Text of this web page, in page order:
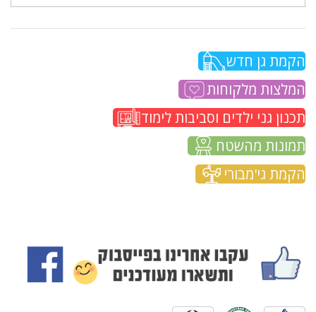
הקמת גן חדש
המלצות מלקוחות
תכנון גני ילדים וסביבות לימוד
תמונות מהשטח
הקמת גי'מבורי